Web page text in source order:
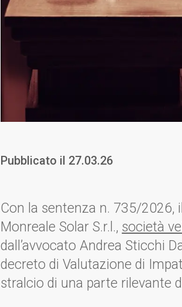
Pubblicato il 27.03.26
Con la sentenza n. 735/2026,
Monreale Solar S.r.l., società
dall’avvocato Andrea Sticchi
decreto di Valutazione di
stralcio di una parte rilevante